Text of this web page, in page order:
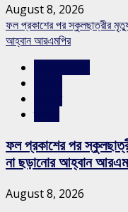
August 8, 2026
ফল প্রকাশের পর স্কুলছাত্রীর
আহ্বান আরএমপির
ফল প্রকাশের পর
না ছড়ানোর আহ্বান
August 8, 2026